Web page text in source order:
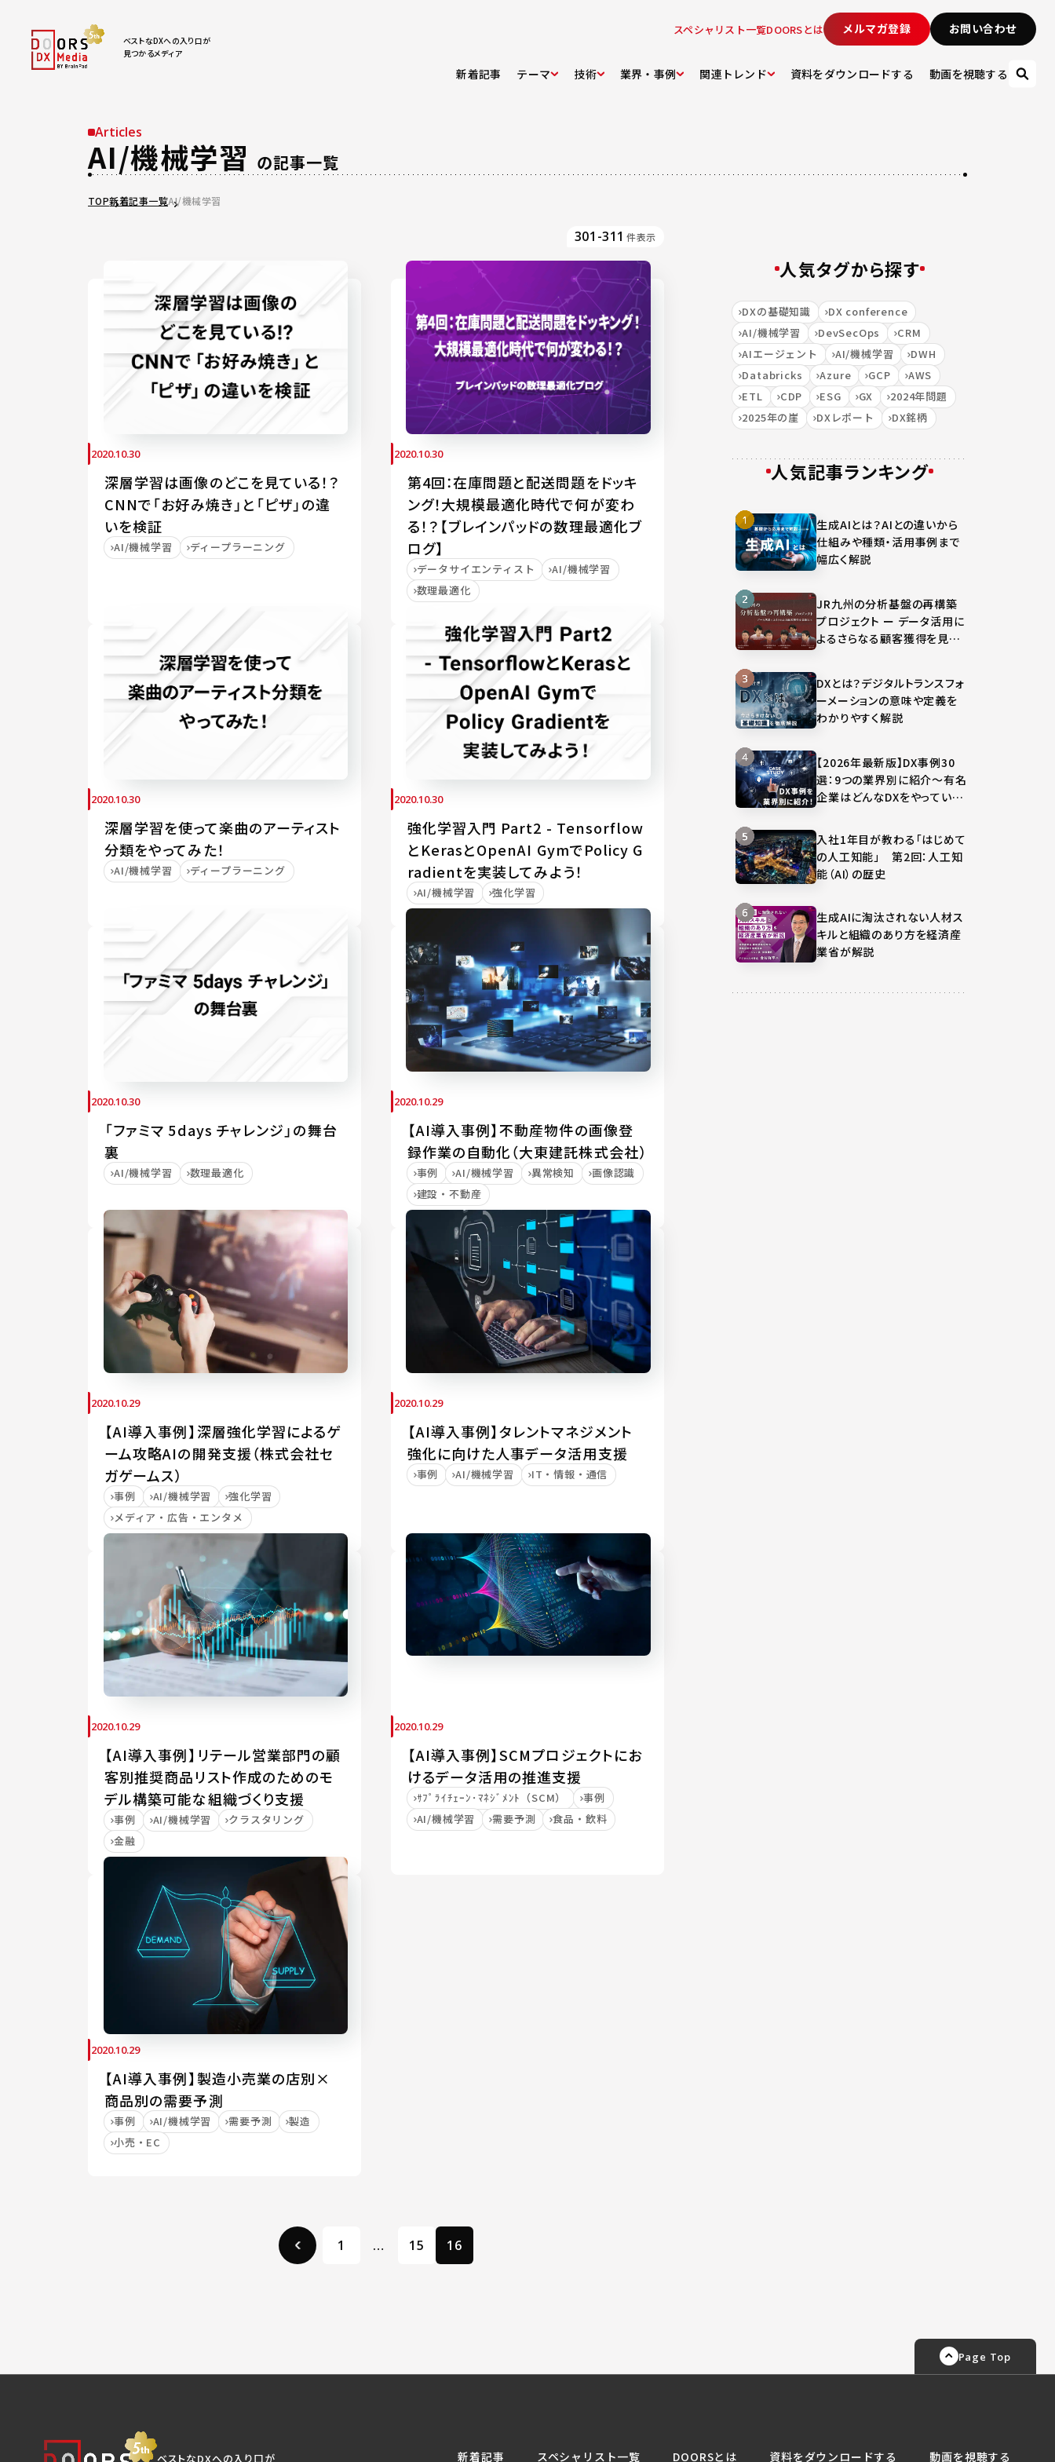
ベストなDXへの入り口が
見つかるメディア
スペシャリスト一覧DOORSとは メルマガ登録 お問い合わせ
新着記事 テーマ 技術 業界・事例 関連トレンド 資料をダウンロードする 動画を視聴する
Articles
AI/機械学習 の記事一覧
TOP新着記事一覧AI/機械学習
301-311 件表示
2020.10.30
深層学習は画像のどこを見ている！？
CNNで「お好み焼き」と「ピザ」の違
いを検証
AI/機械学習 ディープラーニング
2020.10.30
第4回：在庫問題と配送問題をドッキ
ング！大規模最適化時代で何が変わ
る！？【ブレインパッドの数理最適化ブ
ログ】
データサイエンティスト
AI/機械学習
数理最適化
2020.10.30
深層学習を使って楽曲のアーティスト
分類をやってみた！
AI/機械学習 ディープラーニング
2020.10.30
強化学習入門 Part2 - Tensorflow
とKerasとOpenAI GymでPolicy G
radientを実装してみよう！
AI/機械学習 強化学習
2020.10.30
「ファミマ 5days チャレンジ」の舞台
裏
AI/機械学習 数理最適化
2020.10.29
【AI導入事例】不動産物件の画像登
録作業の自動化（大東建託株式会社）
事例 AI/機械学習 異常検知
画像認識
建設・不動産
2020.10.29
【AI導入事例】深層強化学習によるゲ
ーム攻略AIの開発支援（株式会社セ
ガゲームス）
事例 AI/機械学習
強化学習
メディア・広告・エンタメ
2020.10.29
【AI導入事例】タレントマネジメント
強化に向けた人事データ活用支援
事例 AI/機械学習 IT・情報・通信
2020.10.29
【AI導入事例】リテール営業部門の顧
客別推奨商品リスト作成のためのモ
デル構築可能な組織づくり支援
事例 AI/機械学習
クラスタリング
金融
2020.10.29
【AI導入事例】SCMプロジェクトにお
けるデータ活用の推進支援
ｻﾌﾟﾗｲﾁｪｰﾝ･ﾏﾈｼﾞﾒﾝﾄ（SCM）
事例
AI/機械学習
需要予測 食品・飲料
2020.10.29
【AI導入事例】製造小売業の店別×
商品別の需要予測
事例 AI/機械学習 需要予測
製造
小売・EC
1 … 15 16
人気タグから探す
DXの基礎知識
DX conference
AI/機械学習
DevSecOps
CRM
AIエージェント
AI/機械学習
DWH
Databricks
Azure GCP
AWS
ETL
CDP ESG GX
2024年問題
2025年の崖
DXレポート DX銘柄
人気記事ランキング
生成AIとは？AIとの違いから
仕組みや種類・活用事例まで
幅広く解説
JR九州の分析基盤の再構築
プロジェクト ー データ活用に
よるさらなる顧客獲得を見据
DXとは？デジタルトランスフォ
ーメーションの意味や定義を
わかりやすく解説
【2026年最新版】DX事例30
選：9つの業界別に紹介～有名
企業はどんなDXをやってい
入社1年目が教わる「はじめて
の人工知能」 第2回：人工知
能（AI）の歴史
生成AIに淘汰されない人材ス
キルと組織のあり方を経済産
業省が解説
Page Top
ベストなDXへの入り口が 新着記事 スペシャリスト一覧 DOORSとは 資料をダウンロードする 動画を視聴する